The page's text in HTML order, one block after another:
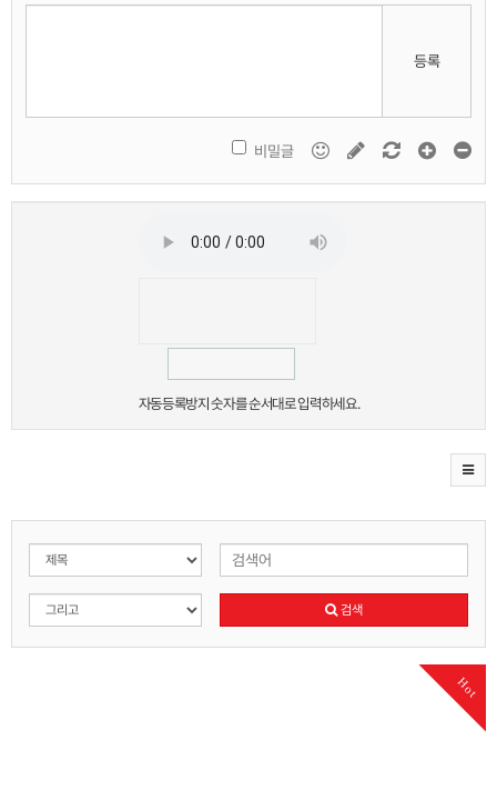
등록
비밀글
자동등록방지 숫자를 순서대로 입력하세요.
검색
Hot